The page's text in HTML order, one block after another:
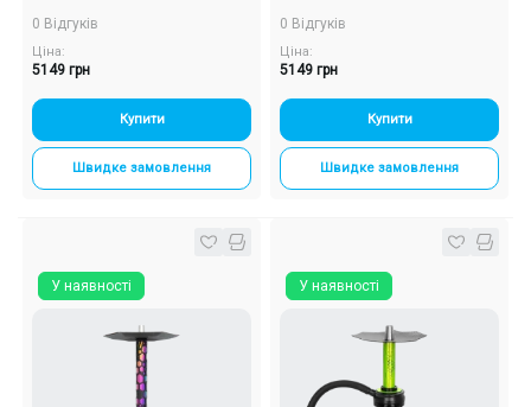
0 Відгуків
Ціна:
5149 грн
Купити
Швидке замовлення
0 Відгуків
Ціна:
5149 грн
Купити
Швидке замовлення
У наявності У наявності